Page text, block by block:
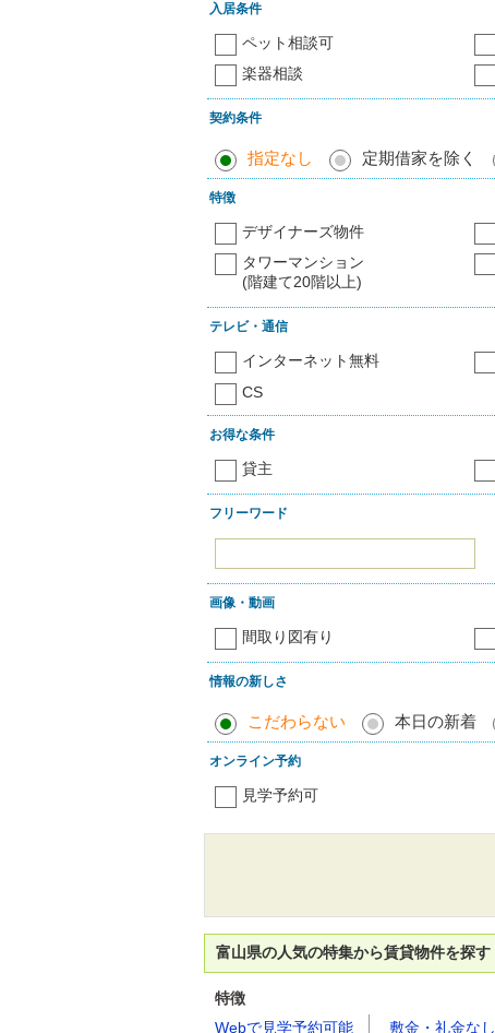
入居条件
ペット相談可
楽器相談
契約条件
指定なし 定期借家を除く
特徴
デザイナーズ物件
タワーマンション
(階建て20階以上)
テレビ・通信
インターネット無料
CS
お得な条件
貸主
フリーワード
画像・動画
間取り図有り
情報の新しさ
こだわらない 本日の新着
オンライン予約
見学予約可
富山県の人気の特集から賃貸物件を探す
特徴
Webで見学予約可能
敷金・礼金なし